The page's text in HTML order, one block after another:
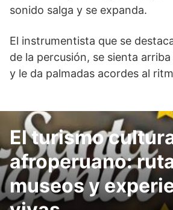
sonido salga y se expanda.
El instrumentista que se
de la percusión, se sienta
y le da palmadas acordes al
El turismo
afroperuano:
museos y